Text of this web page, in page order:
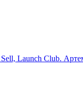
Launch Club.